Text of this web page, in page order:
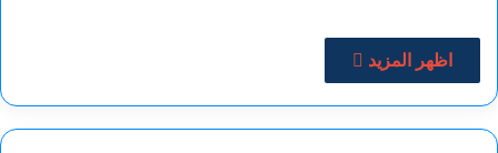
اظهر المزيد